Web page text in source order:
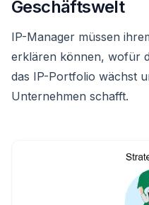
Geschäftswelt
IP-Manager müssen
erklären können, wofür
das IP-Portfolio wächst
Unternehmen schafft.